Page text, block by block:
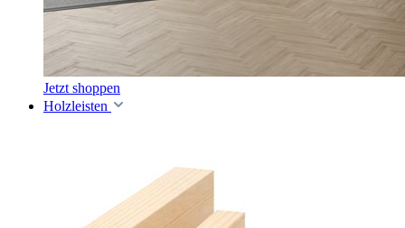
Jetzt shoppen
Holzleisten